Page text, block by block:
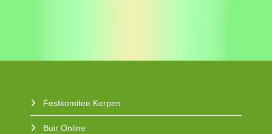
Festkomitee Kerpen
Buir Online